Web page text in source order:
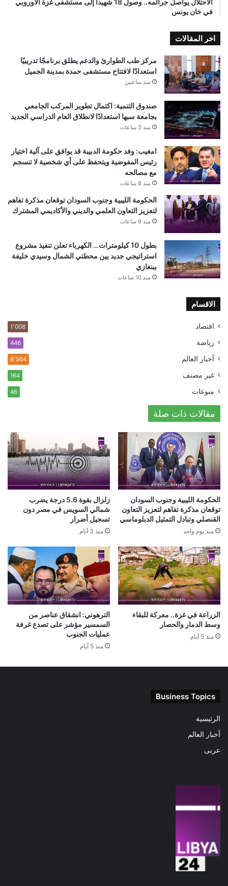
في خان يونس
اخر المقالات
مركز طب الطوارئ والدعم يطلق برنامجًا تدريبيًا
استعدادًا لافتتاح مستشفى حمدة بمدينة الجميل
منذ ساعتين
صندوق التنمية: اكتمال تطوير المركب الجامعي
بجامعة سبها استعدادًا لانطلاق العام الدراسي الجديد
منذ 3 ساعات
امغيب: وفد حكومة الدبيبة قد يوافق على آلية اختيار
رئيس المفوضية ويتحفظ على أي شخصية لا تنسجم
مع مصالحه
منذ 8 ساعات
الحكومة الليبية وجنوب السودان توقعان مذكرة تفاهم
لتعزيز التعاون العلمي والديني والأكاديمي المشترك
منذ 9 ساعات
بطول 10 كيلومترات… الكهرباء تعلن تنفيذ مشروع
استراتيجي جديد بين محطتي الشمال وسيدي خليفة
ببنغازي
منذ 10 ساعات
الاقسام
اقتصاد 1٬008
رياضة 446
أخبار العالم 8٬564
غير مصنف 164
منوعات 46
مقالات ذات صلة
الحكومة الليبية وجنوب السودان
توقعان مذكرة تفاهم لتعزيز التعاون
القنصلي وتبادل التمثيل الدبلوماسي
منذ يوم واحد
زلزال بقوة 5.6 درجة يضرب
شمالي السويس في مصر دون
تسجيل أضرار
منذ 3 أيام
الزراعة في غزة.. معركة للبقاء
وسط الدمار والحصار
منذ 5 أيام
الترهوني: انشقاق عناصر من
السمسير مؤشر على تصدع غرفة
عمليات الجنوب
منذ 5 أيام
Business Topics
الرئيسية
أخبار العالم
عربى